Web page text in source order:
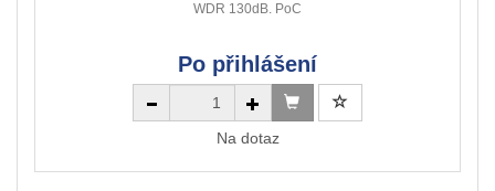
WDR 130dB. PoC
Po přihlášení
Na dotaz